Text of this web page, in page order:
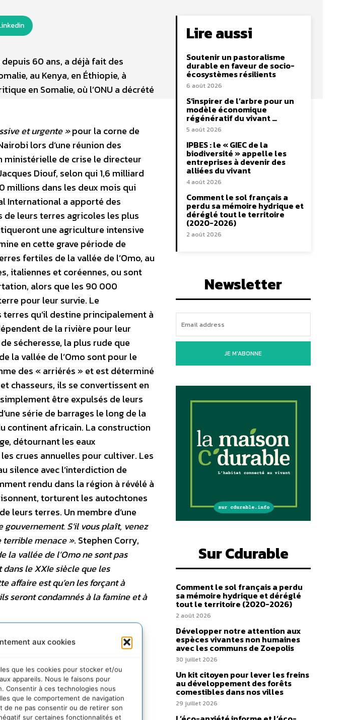
aux cookies
que les cookies pour stocker et/ou
appareils. Nous le faisons pour
Consentir à ces technologies nous
que le comportement de navigation
de ne pas consentir ou de retirer son
sur certaines fonctionnalités et
60 ans, a déjà fait des
au Kenya, en Éthiopie, à
en Somalie, où l’ONU a décrété
et urgente »pour la corne de
lors d’une réunion des
ministérielle de crise le directeur
Diouf, selon qui 1,6 milliard
millions dans les deux mois qui
International a apporté des
leurs terres agricoles les plus
une agriculture intensive
en cette grave période de
fertiles de la vallée de l’Omo, au
italiennes et coréennes, ou sont
alors que les 90 000
pour leur survie. Le
qu’il destine principalement à
de la rivière pour leur
sécheresse, la plus rude que
la vallée de l’Omo sont pour le
des « arriérés » et est déterminé
chasseurs, ils se convertissent en
être expulsés de leurs
série de barrages le long de la
continent africain. La construction
détournant les eaux
crues annuelles pour cultiver. Les
silence avec l’interdiction de
rendu dans la région à révélé à
torturent les autochtones
leurs terres. Un membre d’une
S’il vous plaît, venez
terrible menace ». Stephen Corry,
la vallée de l’Omo ne sont pas
dans le XXIe siècle que les
affaire est qu’en les forçant à
seront condamnés à la famine et à
Lire aussi
Soutenir un pastoralisme
durable en faveur de socio-
écosystèmes résilients
6 août 2026
S’inspirer de l’arbre pour un
modèle économique
régénératif du vivant …
5 août 2026
IPBES : le « GIEC de la
biodiversité » appelle les
entreprises à devenir des
alliées du vivant
4 août 2026
Comment le sol français a
perdu sa mémoire hydrique et
déréglé tout le territoire
(2020-2026)
2 août 2026
Newsletter
JE M'ABONNE
Sur Cdurable
Comment le sol français a perdu
sa mémoire hydrique et déréglé
tout le territoire (2020-2026)
2 août 2026
Développer notre attention aux
espèces vivantes non humaines
avec les communs de Zoepolis
30 juillet 2026
Un kit citoyen pour lever les freins
au développement des forêts
comestibles dans nos villes
29 juillet 2026